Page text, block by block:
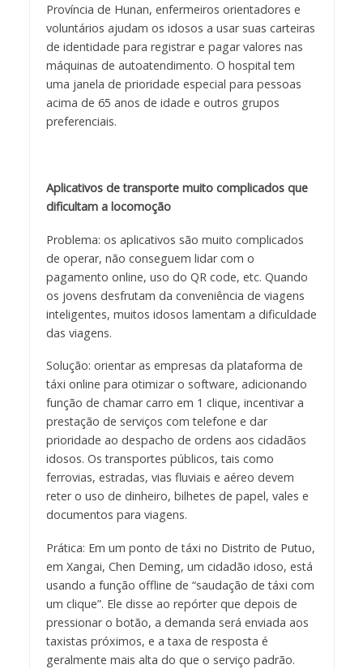
Província de Hunan, enfermeiros orientadores e
voluntários ajudam os idosos a usar suas carteiras
de identidade para registrar e pagar valores nas
máquinas de autoatendimento. O hospital tem
uma janela de prioridade especial para pessoas
acima de 65 anos de idade e outros grupos
preferenciais.
Aplicativos de transporte muito complicados que
dificultam a locomoção
Problema: os aplicativos são muito complicados
de operar, não conseguem lidar com o
pagamento online, uso do QR code, etc. Quando
os jovens desfrutam da conveniência de viagens
inteligentes, muitos idosos lamentam a dificuldade
das viagens.
Solução: orientar as empresas da plataforma de
táxi online para otimizar o software, adicionando
função de chamar carro em 1 clique, incentivar a
prestação de serviços com telefone e dar
prioridade ao despacho de ordens aos cidadãos
idosos. Os transportes públicos, tais como
ferrovias, estradas, vias fluviais e aéreo devem
reter o uso de dinheiro, bilhetes de papel, vales e
documentos para viagens.
Prática: Em um ponto de táxi no Distrito de Putuo,
em Xangai, Chen Deming, um cidadão idoso, está
usando a função offline de “saudação de táxi com
um clique”. Ele disse ao repórter que depois de
pressionar o botão, a demanda será enviada aos
taxistas próximos, e a taxa de resposta é
geralmente mais alta do que o serviço padrão.